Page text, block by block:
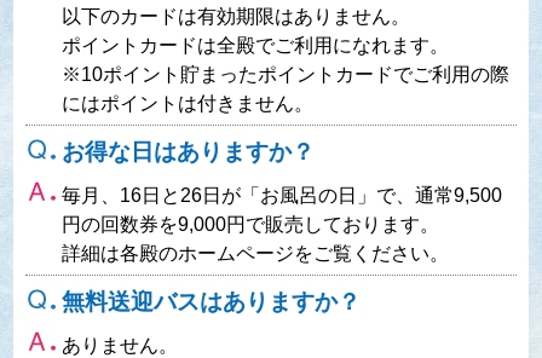
以下のカードは有効期限はありません。
ポイントカードは全殿でご利用になれます。
※10ポイント貯まったポイントカードでご利用の際
にはポイントは付きません。
お得な日はありますか？
毎月、16日と26日が「お風呂の日」で、通常9,500
円の回数券を9,000円で販売しております。
詳細は各殿のホームページをご覧ください。
無料送迎バスはありますか？
ありません。